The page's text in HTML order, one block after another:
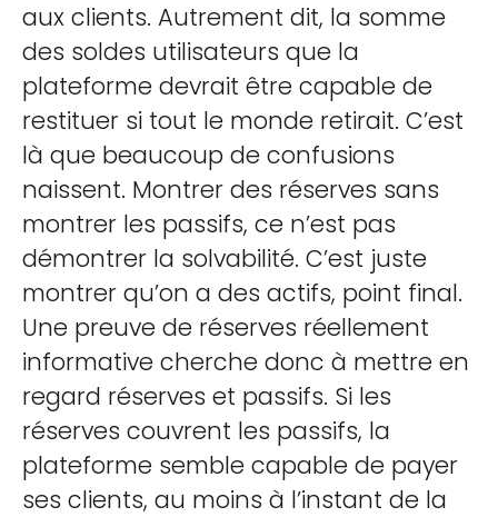
aux clients. Autrement dit, la somme
des soldes utilisateurs que la
plateforme devrait être capable de
restituer si tout le monde retirait. C’est
là que beaucoup de confusions
naissent. Montrer des réserves sans
montrer les passifs, ce n’est pas
démontrer la solvabilité. C’est juste
montrer qu’on a des actifs, point final.
Une preuve de réserves réellement
informative cherche donc à mettre en
regard réserves et passifs. Si les
réserves couvrent les passifs, la
plateforme semble capable de payer
ses clients, au moins à l’instant de la